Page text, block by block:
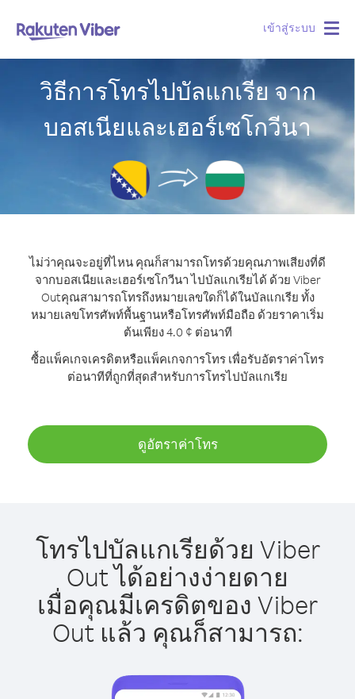
เข้าสู่ระบบ
วิธีการโทรไปบัลแกเรีย จาก
บอสเนียและเฮอร์เซโกวีนา
ไม่ว่าคุณจะอยู่ที่ไหน คุณก็สามารถโทรด้วยคุณภาพเสียงที่ดี
จากบอสเนียและเฮอร์เซโกวีนา ไปบัลแกเรียได้ ด้วย Viber
Outคุณสามารถโทรถึงหมายเลขใดก็ได้ในบัลแกเรีย ทั้ง
หมายเลขโทรศัพท์พื้นฐานหรือโทรศัพท์มือถือ ด้วยราคาเริ่ม
ต้นเพียง 4.0 ¢ ต่อนาที
ซื้อแพ็คเกจเครดิตหรือแพ็คเกจการโทร เพื่อรับอัตราค่าโทร
ต่อนาทีที่ถูกที่สุดสำหรับการโทรไปบัลแกเรีย
ดูอัตราค่าโทร
โทรไปบัลแกเรียด้วย Viber
Out ได้อย่างง่ายดาย
เมื่อคุณมีเครดิตของ Viber
Out แล้ว คุณก็สามารถ: